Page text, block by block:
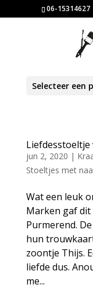
06-15314627
Selecteer een
jun 2, 2020 |
Stoeltjes met
Wat een leuk
Marken gaf dit
Purmerend.
hun
zoontje Thijs.
liefde dus.
me...